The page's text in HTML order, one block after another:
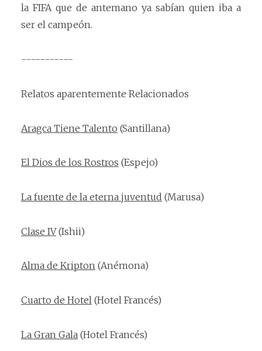
la FIFA que de antemano ya sabían quien iba a
ser el campeón.
-----------
Relatos aparentemente Relacionados
Aragca Tiene Talento (Santillana)
El Dios de los Rostros (Espejo)
La fuente de la eterna juventud (Marusa)
Clase IV(Ishii)
Alma de Kripton (Anémona)
Cuarto de Hotel (Hotel Francés)
La Gran Gala (Hotel Francés)